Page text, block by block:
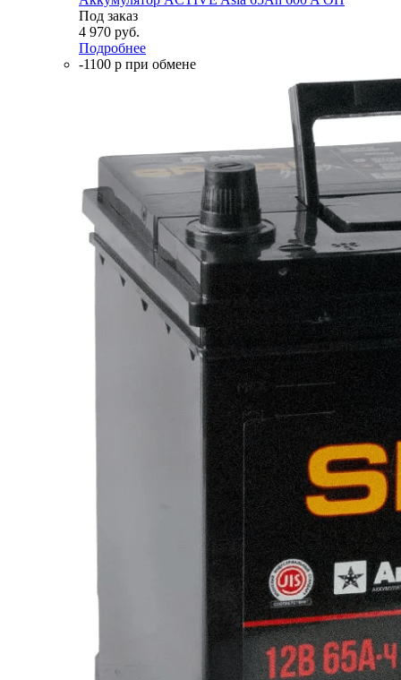
Под заказ
4 970 руб.
Подробнее
-1100 р при обмене